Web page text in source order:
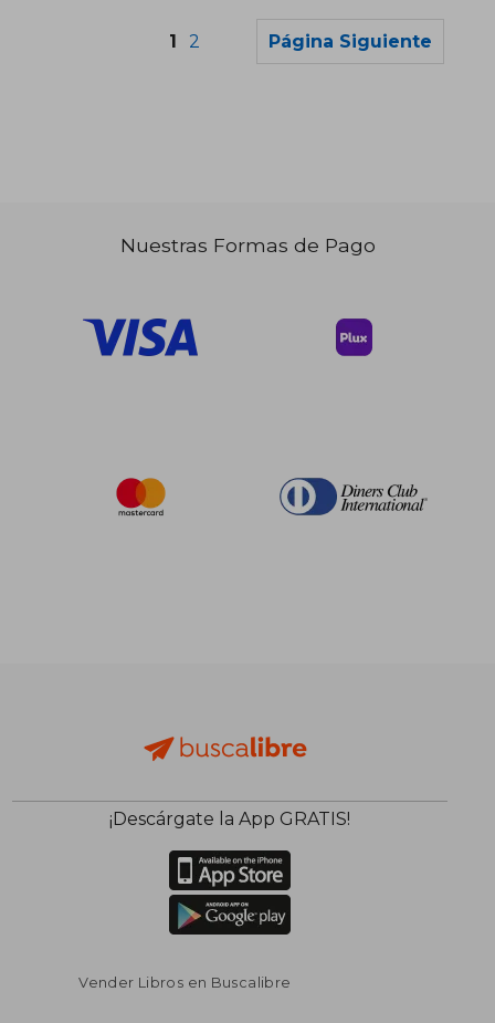
$ 97.93 45%
1 2 Página Siguiente
Nuestras Formas de Pago
¡Descárgate la App GRATIS!
Vender Libros en Buscalibre